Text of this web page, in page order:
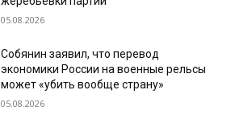
05.08.2026
Собянин заявил, что перевод
экономики России на военные рельсы
может «убить вообще страну»
05.08.2026